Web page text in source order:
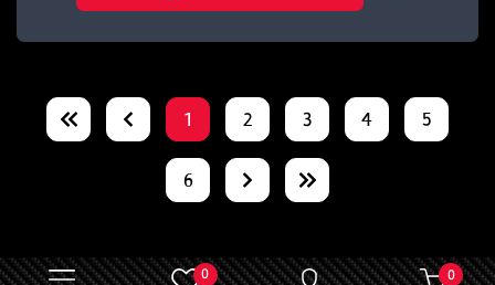
1 2 3 4 5
6
0 0